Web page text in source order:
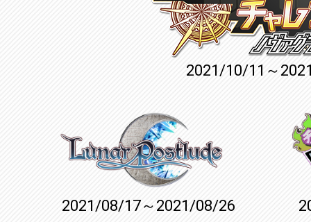
2021/10/11～
2021/08/17～2021/08/26